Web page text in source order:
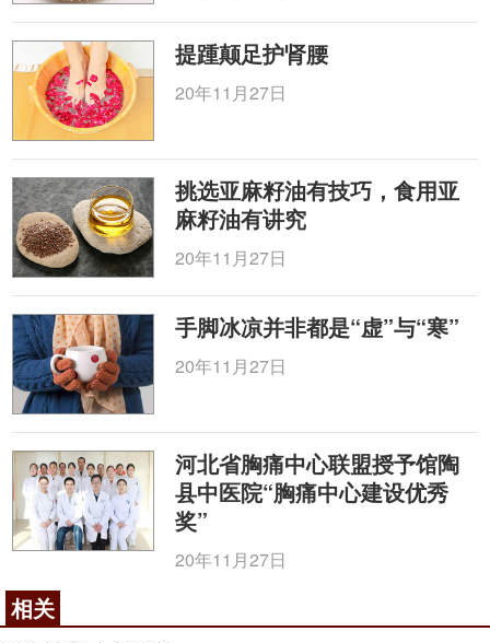
提踵颠足护肾腰
20年11月27日
挑选亚麻籽油有技巧，食用亚
麻籽油有讲究
20年11月27日
手脚冰凉并非都是“虚”与“寒”
20年11月27日
河北省胸痛中心联盟授予馆陶
县中医院“胸痛中心建设优秀
奖”
20年11月27日
相关